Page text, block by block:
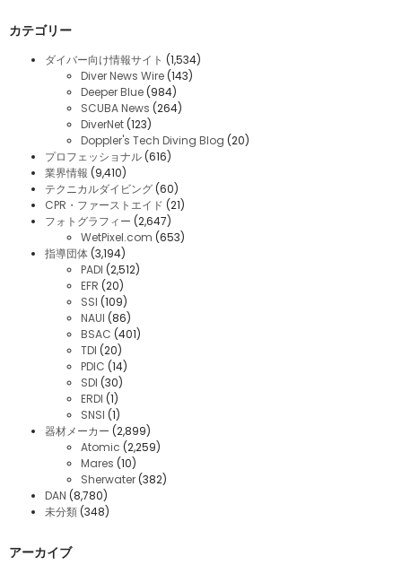
カテゴリー
ダイバー向け情報サイト (1,534)
Diver News Wire (143)
Deeper Blue (984)
SCUBA News (264)
DiverNet (123)
Doppler's Tech Diving Blog (20)
プロフェッショナル (616)
業界情報 (9,410)
テクニカルダイビング (60)
CPR・ファーストエイド (21)
フォトグラフィー (2,647)
WetPixel.com (653)
指導団体 (3,194)
PADI (2,512)
EFR (20)
SSI (109)
NAUI (86)
BSAC (401)
TDI (20)
PDIC (14)
SDI (30)
ERDI (1)
SNSI (1)
器材メーカー (2,899)
Atomic (2,259)
Mares (10)
Sherwater (382)
DAN (8,780)
未分類 (348)
アーカイブ